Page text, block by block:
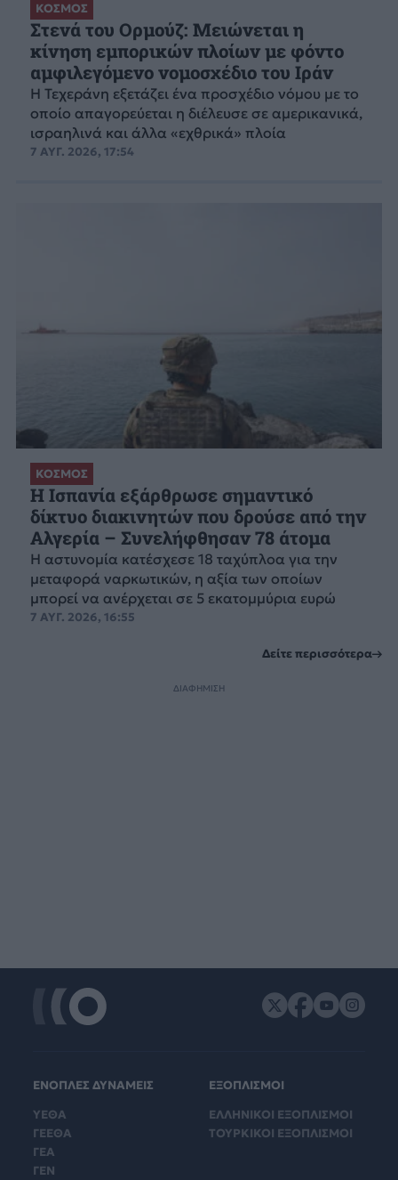
ΚΟΣΜΟΣ
Στενά του Ορμούζ: Μειώνεται η
κίνηση εμπορικών πλοίων με φόντο
αμφιλεγόμενο νομοσχέδιο του Ιράν
Η Τεχεράνη εξετάζει ένα προσχέδιο νόμου με το
οποίο απαγορεύεται η διέλευσε σε αμερικανικά,
ισραηλινά και άλλα «εχθρικά» πλοία
7 ΑΥΓ. 2026, 17:54
ΚΟΣΜΟΣ
Η Ισπανία εξάρθρωσε σημαντικό
δίκτυο διακινητών που δρούσε από την
Αλγερία – Συνελήφθησαν 78 άτομα
Η αστυνομία κατέσχεσε 18 ταχύπλοα για την
μεταφορά ναρκωτικών, η αξία των οποίων
μπορεί να ανέρχεται σε 5 εκατομμύρια ευρώ
7 ΑΥΓ. 2026, 16:55
Δείτε περισσότερα
ΔΙΑΦΗΜΙΣΗ
ΕΝΟΠΛΕΣ ΔΥΝΑΜΕΙΣ
ΥΕΘΑ
ΓΕΕΘΑ
ΓΕΑ
ΓΕΝ
ΕΞΟΠΛΙΣΜΟΙ
ΕΛΛΗΝΙΚΟΙ ΕΞΟΠΛΙΣΜΟΙ
ΤΟΥΡΚΙΚΟΙ ΕΞΟΠΛΙΣΜΟΙ